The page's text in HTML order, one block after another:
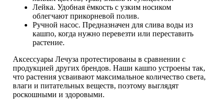
Лейка. Удобная ёмкость с узким носиком
облегчают прикорневой полив.
Ручной насос. Предназначен для слива воды из
кашпо, когда нужно перевезти или переставить
растение.
Аксессуары Лечуза протестированы в сравнении с
продукцией других брендов. Наши кашпо устроены так,
что растения усваивают максимальное количество света,
влаги и питательных веществ, поэтому выглядят
роскошными и здоровыми.